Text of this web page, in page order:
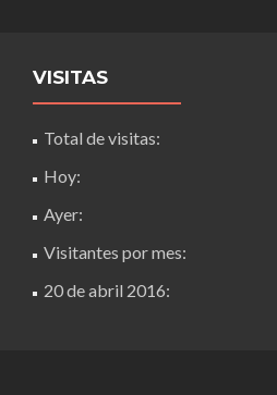
VISITAS
Total de visitas:
Hoy:
Ayer:
Visitantes por mes:
20 de abril 2016: